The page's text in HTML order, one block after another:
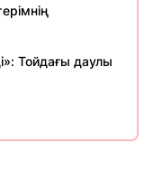
Тойдағы даулы